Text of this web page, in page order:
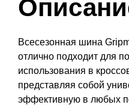
Всесезонная шина
отлично подходит для
использования в
представляя собой
эффективную в любых